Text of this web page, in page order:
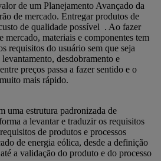
de um Planejamento Avançado da
de mercado. Entregar produtos de
de qualidade possível . Ao fazer
mercado, materiais e componentes tem
requisitos do usuário sem que seja
desdobramento e
preços passa a fazer sentido e o
mais rápido.
uma estrutura padronizada de
a levantar e traduzir os requisitos
de produtos e processos
de energia eólica, desde a definição
a validação do produto e do processo